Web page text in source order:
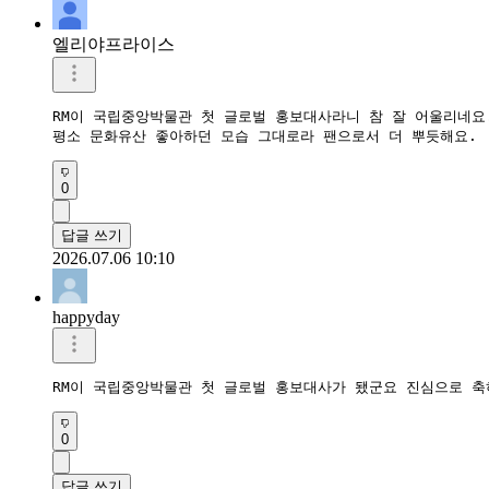
엘리야프라이스
RM이 국립중앙박물관 첫 글로벌 홍보대사라니 참 잘 어울리네
평소 문화유산 좋아하던 모습 그대로라 팬으로서 더 뿌듯해요.
0
답글 쓰기
2026.07.06 10:10
happyday
RM이 국립중앙박물관 첫 글로벌 홍보대사가 됐군요 진심으로 축
0